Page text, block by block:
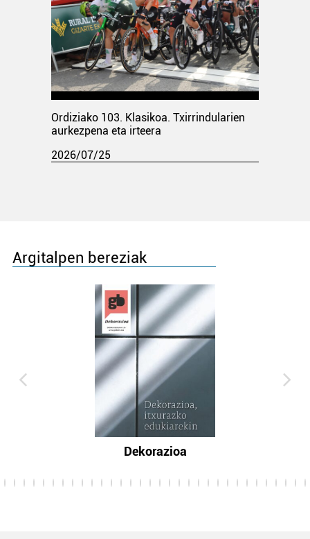
Ordiziako 103. Klasikoa. Txirrindularien
aurkezpena eta irteera
2026/07/25
Argitalpen bereziak
Dekorazioa